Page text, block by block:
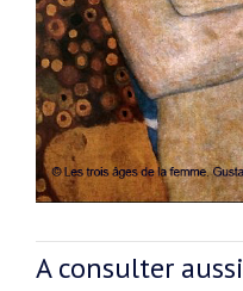
A consulter aussi